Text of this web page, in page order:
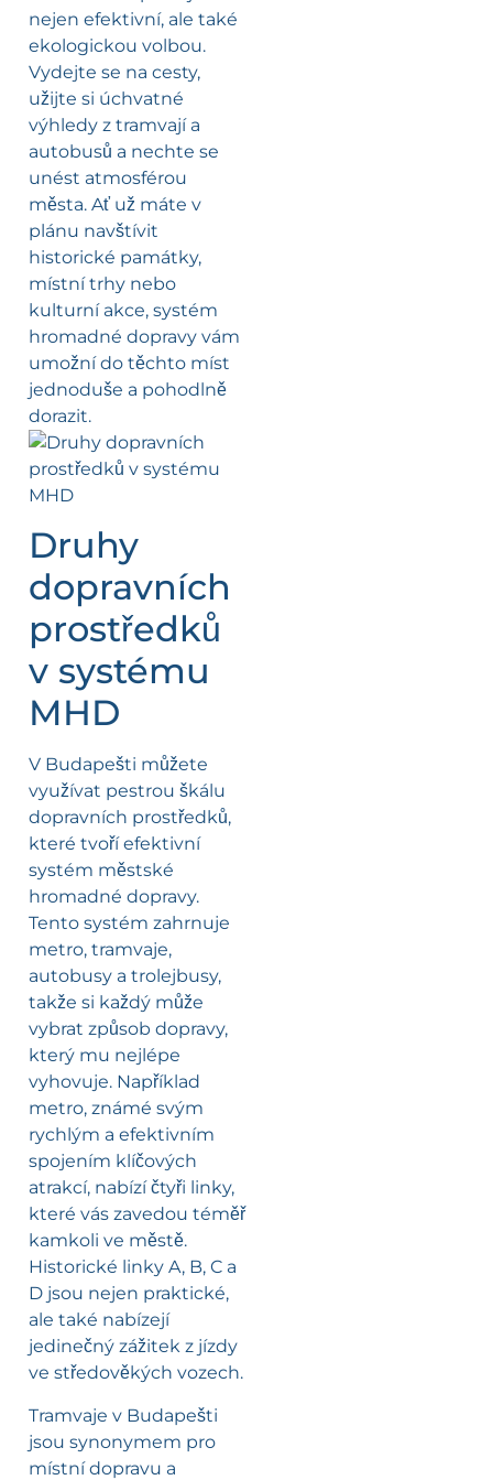
nejen efektivní, ale také
ekologickou volbou.
Vydejte se na cesty,
užijte si úchvatné
výhledy z tramvají a
autobusů a nechte se
unést atmosférou
města. Ať už máte v
plánu navštívit
historické památky,
místní trhy nebo
kulturní akce, systém
hromadné dopravy vám
umožní do těchto míst
jednoduše a pohodlně
dorazit.
Druhy
dopravních
prostředků
v systému
MHD
V Budapešti můžete
využívat pestrou škálu
dopravních prostředků,
které tvoří efektivní
systém městské
hromadné dopravy.
Tento systém zahrnuje
metro, tramvaje,
autobusy a trolejbusy,
takže si každý může
vybrat způsob dopravy,
který mu nejlépe
vyhovuje. Například
metro, známé svým
rychlým a efektivním
spojením klíčových
atrakcí, nabízí čtyři linky,
které vás zavedou téměř
kamkoli ve městě.
Historické linky A, B, C a
D jsou nejen praktické,
ale také nabízejí
jedinečný zážitek z jízdy
ve středověkých vozech.
Tramvaje v Budapešti
jsou synonymem pro
místní dopravu a